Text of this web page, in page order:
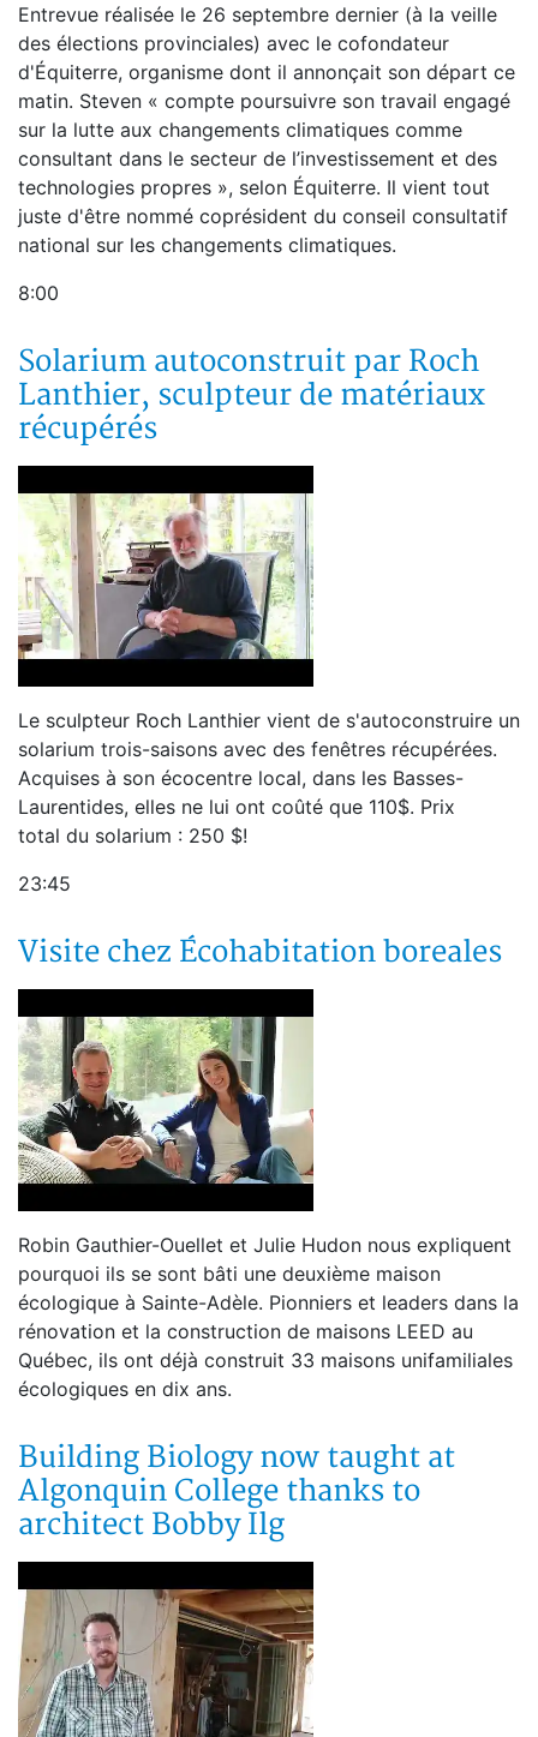
Entrevue réalisée le 26 septembre dernier (à la veille
des élections provinciales) avec le cofondateur
d'Équiterre, organisme dont il annonçait son départ ce
matin. Steven « compte poursuivre son travail engagé
sur la lutte aux changements climatiques comme
consultant dans le secteur de l’investissement et des
technologies propres », selon Équiterre. Il vient tout
juste d'être nommé coprésident du conseil consultatif
national sur les changements climatiques.
8:00
Solarium autoconstruit par Roch
Lanthier, sculpteur de matériaux
récupérés
Le sculpteur Roch Lanthier vient de s'autoconstruire un
solarium trois-saisons avec des fenêtres récupérées.
Acquises à son écocentre local, dans les Basses-
Laurentides, elles ne lui ont coûté que 110$. Prix
total du solarium : 250 $!
23:45
Visite chez Écohabitation boreales
Robin Gauthier-Ouellet et Julie Hudon nous expliquent
pourquoi ils se sont bâti une deuxième maison
écologique à Sainte-Adèle. Pionniers et leaders dans la
rénovation et la construction de maisons LEED au
Québec, ils ont déjà construit 33 maisons unifamiliales
écologiques en dix ans.
Building Biology now taught at
Algonquin College thanks to
architect Bobby Ilg